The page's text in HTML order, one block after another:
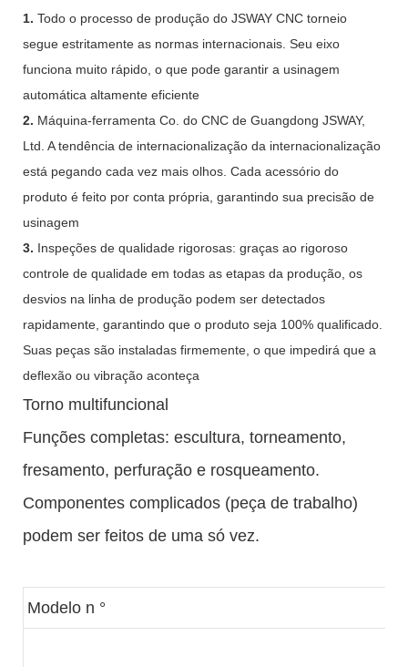
1. Todo o processo de produção do JSWAY CNC torneio
segue estritamente as normas internacionais. Seu eixo
funciona muito rápido, o que pode garantir a usinagem
automática altamente eficiente
2. Máquina-ferramenta Co. do CNC de Guangdong JSWAY,
Ltd. A tendência de internacionalização da internacionalização
está pegando cada vez mais olhos. Cada acessório do
produto é feito por conta própria, garantindo sua precisão de
usinagem
3. Inspeções de qualidade rigorosas: graças ao rigoroso
controle de qualidade em todas as etapas da produção, os
desvios na linha de produção podem ser detectados
rapidamente, garantindo que o produto seja 100% qualificado.
Suas peças são instaladas firmemente, o que impedirá que a
deflexão ou vibração aconteça
Torno multifuncional
Funções completas: escultura, torneamento,
fresamento, perfuração e rosqueamento.
Componentes complicados (peça de trabalho)
podem ser feitos de uma só vez.
Modelo n °